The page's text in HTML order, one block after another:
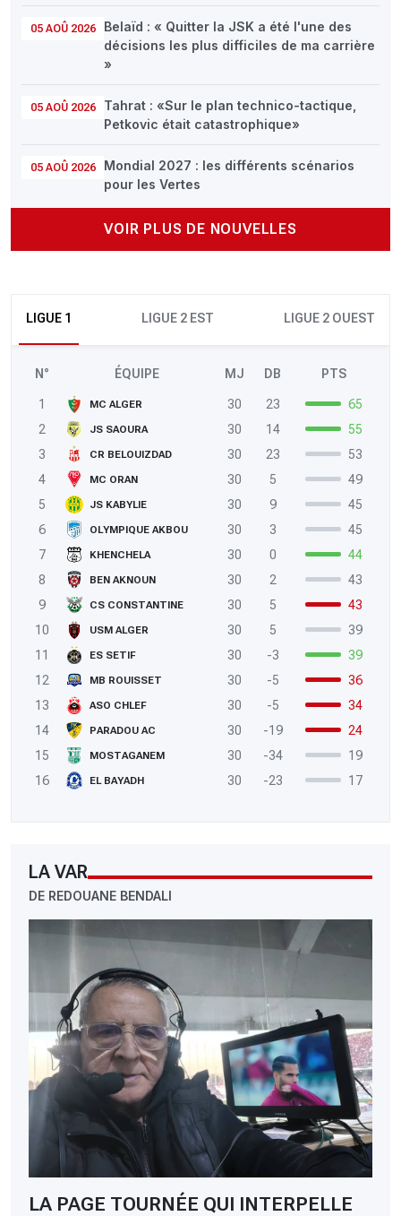
05 AOÛ 2026
Belaïd : « Quitter la JSK a été l'une des
décisions les plus difficiles de ma carrière
»
05 AOÛ 2026
Tahrat : «Sur le plan technico-tactique,
Petkovic était catastrophique»
05 AOÛ 2026
Mondial 2027 : les différents scénarios
pour les Vertes
VOIR PLUS DE NOUVELLES
LIGUE 1 LIGUE 2 EST LIGUE 2 OUEST
N° ÉQUIPE MJ DB PTS
1 MC ALGER 30 23
65
2
JS SAOURA 30 14
55
3
CR BELOUIZDAD 30 23
53
4
MC ORAN 30 5
49
5
JS KABYLIE 30 9
45
6
OLYMPIQUE AKBOU 30 3
45
7
KHENCHELA 30 0
44
8
BEN AKNOUN 30 2
43
9
CS CONSTANTINE 30 5
43
10
USM ALGER 30 5
39
11
ES SETIF 30 -3
39
12
MB ROUISSET 30 -5
36
13
ASO CHLEF 30 -5
34
14
PARADOU AC 30 -19
24
15
MOSTAGANEM 30 -34
19
16
EL BAYADH 30 -23 17
LA VAR
DE REDOUANE BENDALI
LA PAGE TOURNÉE QUI INTERPELLE